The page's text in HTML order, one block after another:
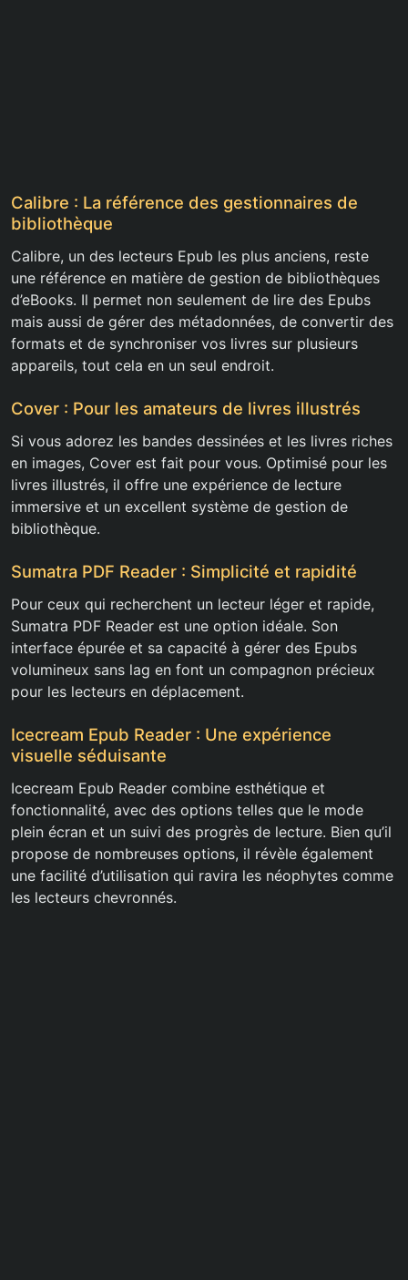
Calibre : La référence des gestionnaires de
bibliothèque
Calibre, un des lecteurs Epub les plus anciens, reste
une référence en matière de gestion de bibliothèques
d’eBooks. Il permet non seulement de lire des Epubs
mais aussi de gérer des métadonnées, de convertir des
formats et de synchroniser vos livres sur plusieurs
appareils, tout cela en un seul endroit.
Cover : Pour les amateurs de livres illustrés
Si vous adorez les bandes dessinées et les livres riches
en images, Cover est fait pour vous. Optimisé pour les
livres illustrés, il offre une expérience de lecture
immersive et un excellent système de gestion de
bibliothèque.
Sumatra PDF Reader : Simplicité et rapidité
Pour ceux qui recherchent un lecteur léger et rapide,
Sumatra PDF Reader est une option idéale. Son
interface épurée et sa capacité à gérer des Epubs
volumineux sans lag en font un compagnon précieux
pour les lecteurs en déplacement.
Icecream Epub Reader : Une expérience
visuelle séduisante
Icecream Epub Reader combine esthétique et
fonctionnalité, avec des options telles que le mode
plein écran et un suivi des progrès de lecture. Bien qu’il
propose de nombreuses options, il révèle également
une facilité d’utilisation qui ravira les néophytes comme
les lecteurs chevronnés.